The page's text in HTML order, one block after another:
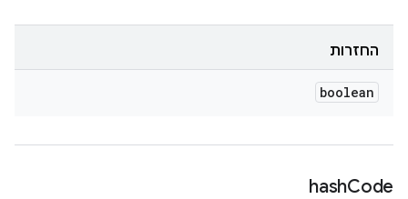
החזרות
boolean
hashCode